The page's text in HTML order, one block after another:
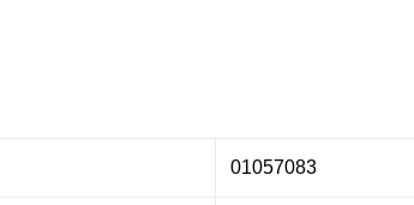
01057083